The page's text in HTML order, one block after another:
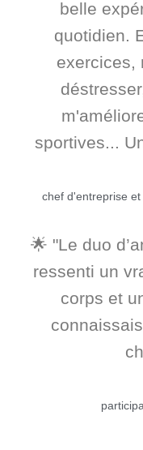
belle
quotidien.
exercices,
sportives...
chef d'entreprise et
🌟 "Le duo
ressenti un
corps et